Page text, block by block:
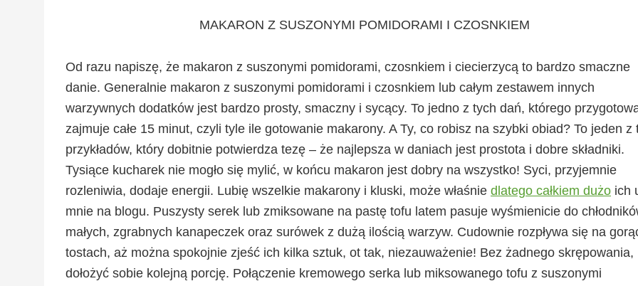
MAKARON Z SUSZONYMI POMIDORAMI I CZOSNKIEM
Od razu napiszę, że makaron z suszonymi pomidorami, czosnkiem i ciecierzycą to bardzo smaczne
danie. Generalnie makaron z suszonymi pomidorami i czosnkiem lub całym zestawem innych
warzywnych dodatków jest bardzo prosty, smaczny i sycący. To jedno z tych dań, którego
zajmuje całe 15 minut, czyli tyle ile gotowanie makarony. A Ty, co robisz na szybki obiad? To jeden z
przykładów, który dobitnie potwierdza tezę – że najlepsza w daniach jest prostota i dobre składniki.
Tysiące kucharek nie mogło się mylić, w końcu makaron jest dobry na wszystko! Syci, przyjemnie
rozleniwia, dodaje energii. Lubię wszelkie makarony i kluski, może właśnie dlatego całkiem dużo ich
mnie na blogu. Puszysty serek lub zmiksowane na pastę tofu latem pasuje wyśmienicie do
małych, zgrabnych kanapeczek oraz surówek z dużą ilością warzyw. Cudownie rozpływa się na
tostach, aż można spokojnie zjeść ich kilka sztuk, ot tak, niezauważenie! Bez żadnego skrępowania,
dołożyć sobie kolejną porcję. Połączenie kremowego serka lub miksowanego tofu z suszonymi